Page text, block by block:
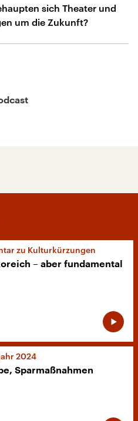
sich Theater und
um die Zukunft?
zu Kulturkürzungen
– aber fundamental
2024
Sparmaßnahmen